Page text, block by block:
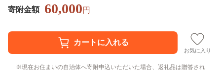
寄附金額 60,000円
お気に入り
現在お住まいの自治体へ寄附申込いただいた場合、返礼品は贈答され